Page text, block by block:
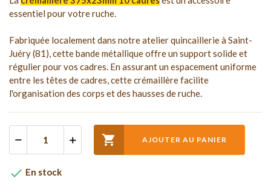
essentiel pour votre ruche.
Fabriquée localement dans notre atelier quincaillerie à Saint-
Juéry (81), cette bande métallique offre un support solide et
régulier pour vos cadres. En assurant un espacement uniforme
entre les têtes de cadres, cette crémaillère facilite
l'organisation des corps et des hausses de ruche.
 AJOUTER AU PANIER
 En stock